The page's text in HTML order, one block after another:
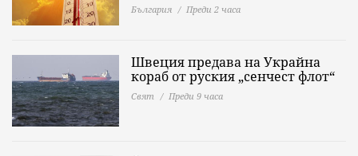
България Преди 2 часа
Швеция предава на Украйна
кораб от руския „сенчест флот“
Свят Преди 9 часа